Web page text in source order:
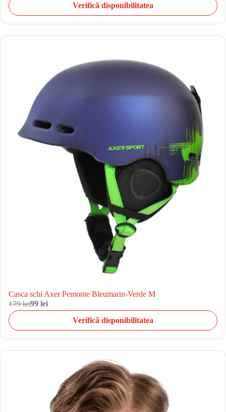
Verifică disponibilitatea
Casca schi Axer Pemonte Bleumarin-Verde M
179 lei99 lei
Verifică disponibilitatea